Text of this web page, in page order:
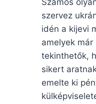
szervez
idén a kijevi
amelyek
tekinthetők,
sikert
emelte ki